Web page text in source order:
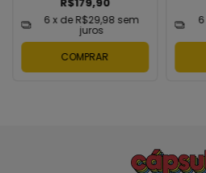
6x deR$29,98 sem
juros
COMPRAR
6